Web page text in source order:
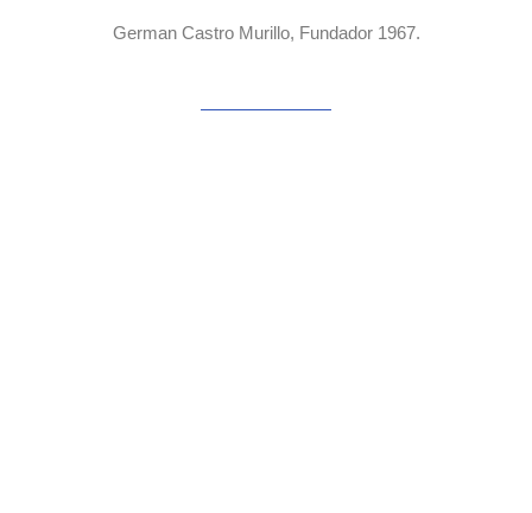
German Castro Murillo, Fundador 1967.